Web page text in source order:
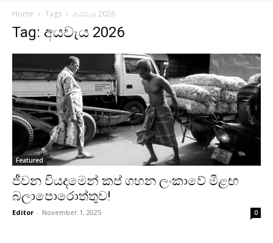
Home Tags අයවැය 2026
Tag: අයවැය 2026
Featured
ජීවන වියදමෙන් කප් ගහන ලංකාවේ මීළඟ
බලාපොරොත්තුව!
Editor - November 1, 2025 0